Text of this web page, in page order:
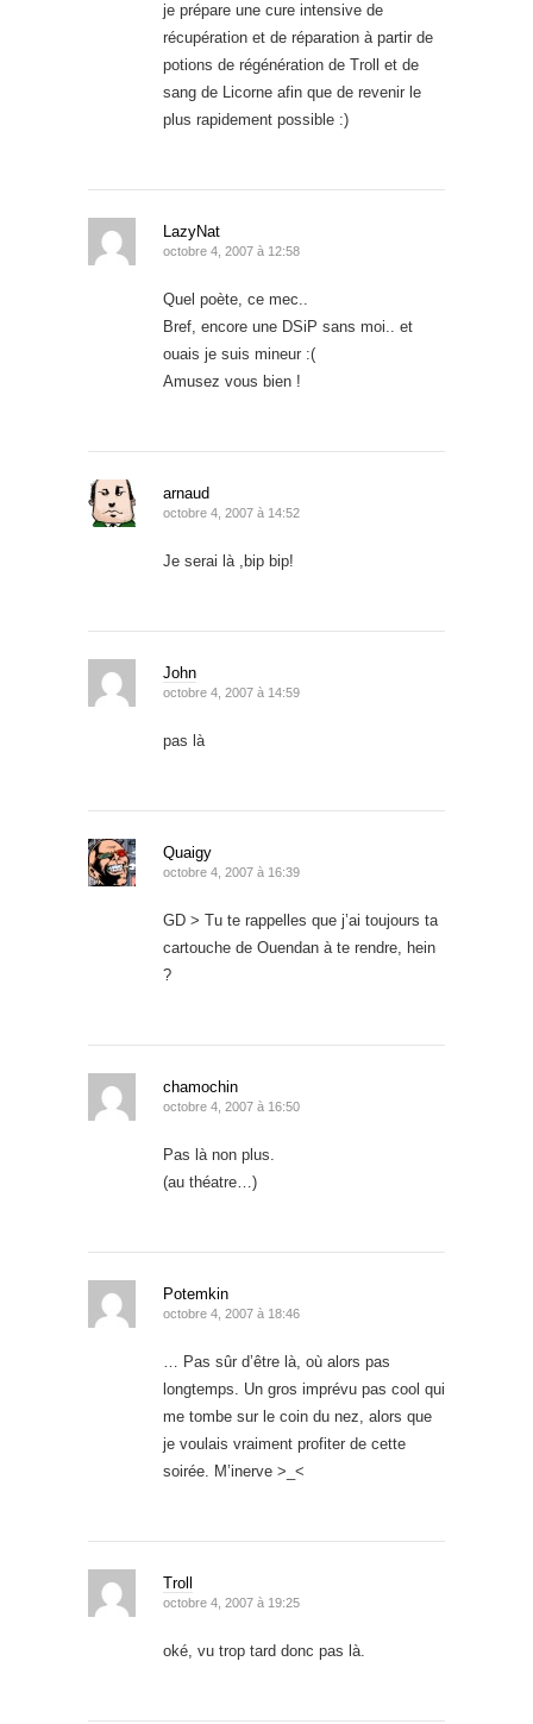
je prépare une cure intensive de
récupération et de réparation à partir de
potions de régénération de Troll et de
sang de Licorne afin que de revenir le
plus rapidement possible :)
LazyNat
octobre 4, 2007 à 12:58
Quel poète, ce mec..
Bref, encore une DSiP sans moi.. et
ouais je suis mineur :(
Amusez vous bien !
arnaud
octobre 4, 2007 à 14:52
Je serai là ,bip bip!
John
octobre 4, 2007 à 14:59
pas là
Quaigy
octobre 4, 2007 à 16:39
GD > Tu te rappelles que j’ai toujours ta
cartouche de Ouendan à te rendre, hein
?
chamochin
octobre 4, 2007 à 16:50
Pas là non plus.
(au théatre…)
Potemkin
octobre 4, 2007 à 18:46
… Pas sûr d’être là, où alors pas
longtemps. Un gros imprévu pas cool qui
me tombe sur le coin du nez, alors que
je voulais vraiment profiter de cette
soirée. M’inerve >_<
Troll
octobre 4, 2007 à 19:25
oké, vu trop tard donc pas là.